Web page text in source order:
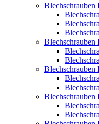
Blechschrauben
Blechschrauben